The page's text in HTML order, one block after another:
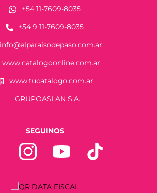
+54 11-7609-8035
+54 9 11-7609-8035
info@elparaisodepaso.com.ar
www.catalogoonline.com.ar
www.tucatalogo.com.ar
GRUPOASLAN S.A.
SEGUINOS